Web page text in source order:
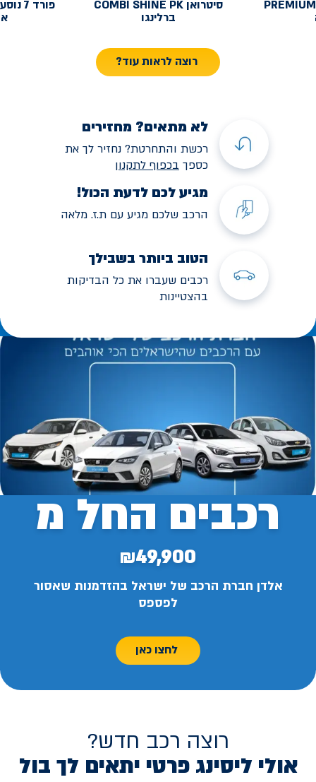
סיטרואן COMBI SHINE PK
ברלינגו
פורד
רוצה לראות עוד?
לא מתאים? מחזירים
רכשת והתחרטת? נחזיר לך את
כספך בכפוף לתקנון
מגיע לכם לדעת הכול!
הרכב שלכם מגיע עם ת.ז. מלאה
הטוב ביותר בשבילך
רכבים שעברו את כל הבדיקות
בהצטיינות
רכבים החל מ
₪49,900
אלדן חברת הרכב של ישראל בהזדמנות שאסור
לפספס
לחצו כאן
רוצה רכב חדש?
אולי ליסינג פרטי יתאים לך בול